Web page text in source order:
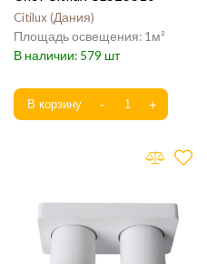
Citilux Дания
1
579